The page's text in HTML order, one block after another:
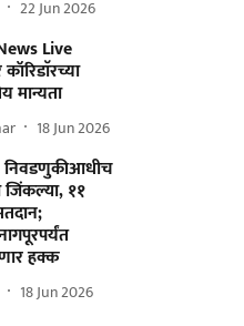
22 Jun 2026
Live
मान्यता
18 Jun 2026
निवडणुकीआधीच
जिंकल्या, ११
हक्क
18 Jun 2026